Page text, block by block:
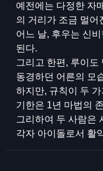
예전에는 다정한 자
의 거리가 조금 멀
어느 날, 후우는 신
된다.
그리고 한편, 루이도
동경하던 어른의 모
하지만, 규칙이 두 가
기한은 1년 마법의
그리하여 두 사람은
각자 아이돌로서